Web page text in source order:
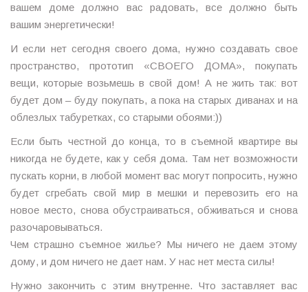
вашем доме должно вас радовать, все должно быть
вашим энергетически!
И если нет сегодня своего дома, нужно создавать свое
пространство, прототип «СВОЕГО ДОМА», покупать
вещи, которые возьмешь в свой дом! А не жить так: вот
будет дом – буду покупать, а пока на старых диванах и на
облезлых табуретках, со старыми обоями:))
Если быть честной до конца, то в съемной квартире вы
никогда не будете, как у себя дома. Там нет возможности
пускать корни, в любой момент вас могут попросить, нужно
будет сгребать свой мир в мешки и перевозить его на
новое место, снова обустраиваться, обживаться и снова
разочаровываться.
Чем страшно съемное жилье? Мы ничего не даем этому
дому, и дом ничего не дает нам. У нас нет места силы!
Нужно закончить с этим внутренне. Что заставляет вас